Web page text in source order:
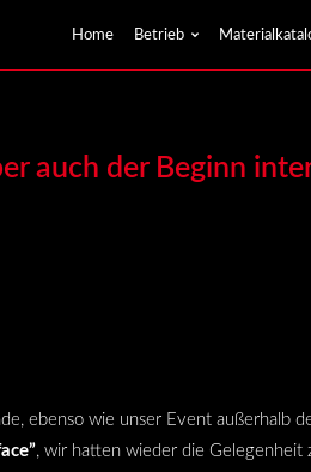
Home Betrieb
auch der Beginn
ebenso wie unser Event außerhalb
, wir hatten wieder die Gelegenheit